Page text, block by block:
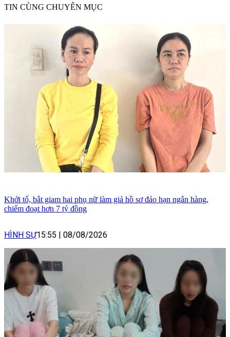
TIN CÙNG CHUYÊN MỤC
Khởi tố, bắt giam hai phụ nữ làm giả hồ sơ đáo hạn ngân hàng,
chiếm đoạt hơn 7 tỷ đồng
HÌNH SỰ15:55 08/08/2026